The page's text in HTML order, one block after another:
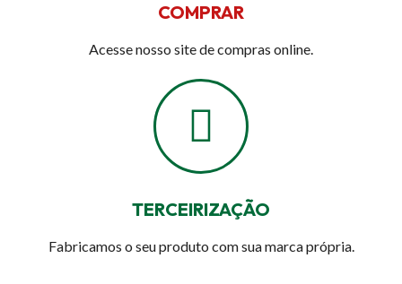
COMPRAR
Acesse nosso site de compras online.
TERCEIRIZAÇÃO
Fabricamos o seu produto com sua marca própria.